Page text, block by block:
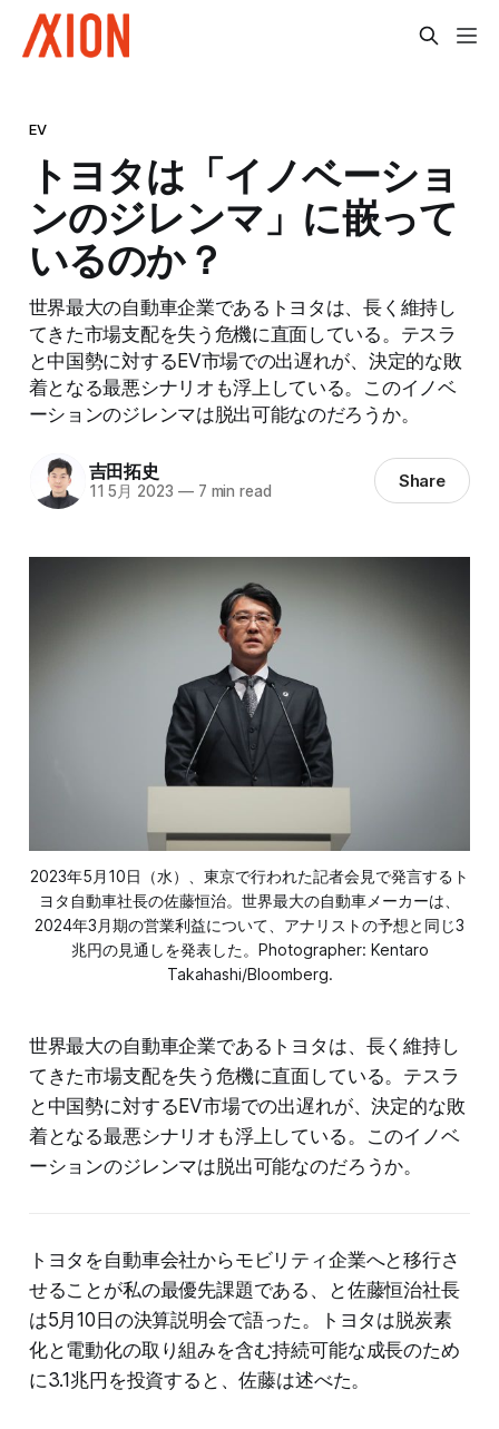
EV
トヨタは「イノベーショ
ンのジレンマ」に嵌って
いるのか？
世界最大の自動車企業であるトヨタは、長く維持し
てきた市場支配を失う危機に直面している。テスラ
と中国勢に対するEV市場での出遅れが、決定的な敗
着となる最悪シナリオも浮上している。このイノベ
ーションのジレンマは脱出可能なのだろうか。
吉田拓史
11 5月 2023 —7 min read Share
2023年5月10日（水）、東京で行われた記者会見で発言するト
ヨタ自動車社長の佐藤恒治。世界最大の自動車メーカーは、
2024年3月期の営業利益について、アナリストの予想と同じ3
兆円の見通しを発表した。Photographer: Kentaro
Takahashi/Bloomberg.
世界最大の自動車企業であるトヨタは、長く維持し
てきた市場支配を失う危機に直面している。テスラ
と中国勢に対するEV市場での出遅れが、決定的な敗
着となる最悪シナリオも浮上している。このイノベ
ーションのジレンマは脱出可能なのだろうか。
トヨタを自動車会社からモビリティ企業へと移行さ
せることが私の最優先課題である、と佐藤恒治社長
は5月10日の決算説明会で語った。トヨタは脱炭素
化と電動化の取り組みを含む持続可能な成長のため
に3.1兆円を投資すると、佐藤は述べた。